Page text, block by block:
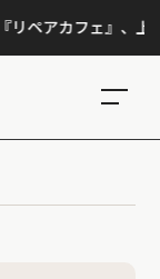
カフェ』、上映300